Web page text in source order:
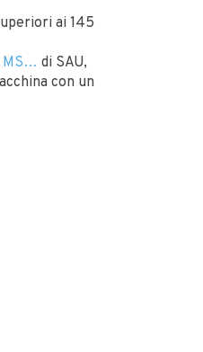
ai 145
MS… di SAU,
con un